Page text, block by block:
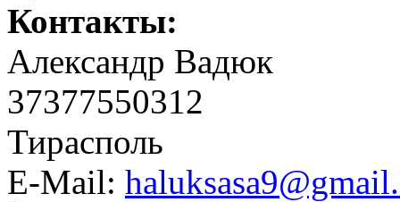
Контакты:
Александр Вадюк
37377550312
Тирасполь
E-Mail: